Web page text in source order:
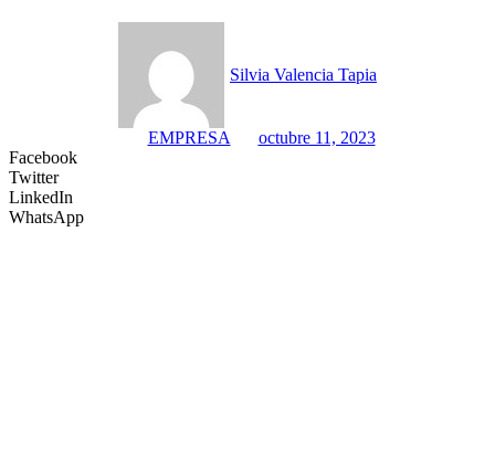
Silvia Valencia Tapia
EMPRESA
octubre 11, 2023
Facebook
Twitter
LinkedIn
WhatsApp